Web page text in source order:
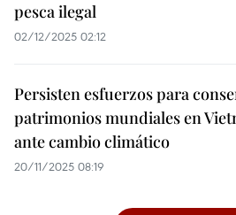
pesca ilegal
02/12/2025 02:12
Persisten esfuerzos para
patrimonios mundiales en
ante cambio climático
20/11/2025 08:19